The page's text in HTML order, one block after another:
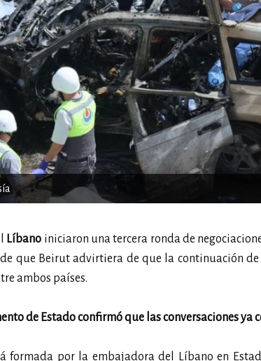
Líbano iniciaron una tercera ronda de
que Beirut advirtiera de que la continuación de
ambos países.
de Estado confirmó que las conversaciones ya
formada por la embajadora del Líbano en